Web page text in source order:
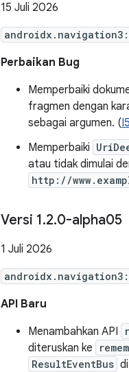
15 Juli 2026
Perbaikan Bug
Memperbaiki
fragmen dengan
sebagai argumen. (
Memperbaiki
atau tidak dimulai
http://
Versi 1.2.0-alpha05
1 Juli 2026
API Baru
Menambahkan API
diteruskan ke
ResultEventBus